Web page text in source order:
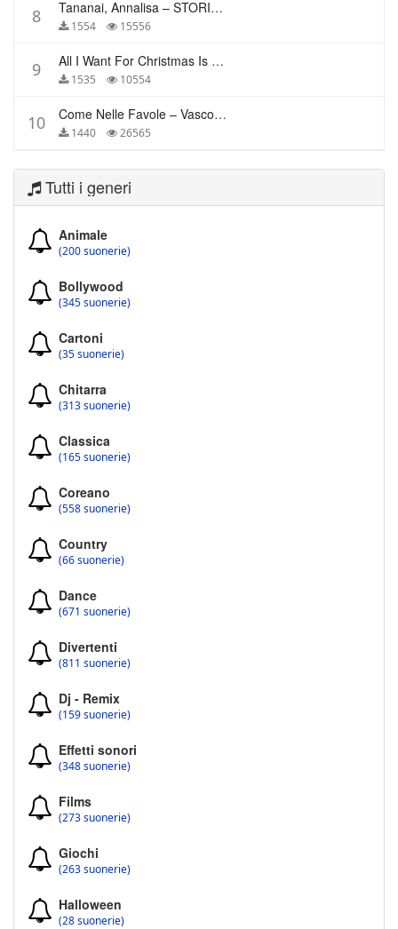
8 Tananai, Annalisa – STORIE BREVI
1554 15556
9 All I Want For Christmas Is You – Mariah Carey
1535 10554
10 Come Nelle Favole – Vasco Rossi
1440 26565
Tutti i generi
Animale
(200 suonerie)
Bollywood
(345 suonerie)
Cartoni
(35 suonerie)
Chitarra
(313 suonerie)
Classica
(165 suonerie)
Coreano
(558 suonerie)
Country
(66 suonerie)
Dance
(671 suonerie)
Divertenti
(811 suonerie)
Dj - Remix
(159 suonerie)
Effetti sonori
(348 suonerie)
Films
(273 suonerie)
Giochi
(263 suonerie)
Halloween
(28 suonerie)